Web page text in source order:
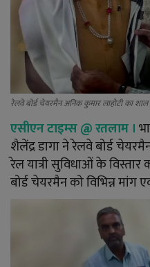
कला-साहित्य
निर्वाचन
धर्म-संस्कृति
करियर
वीडियो
YouTube
रेलवे बोर्ड चेयरमैन अनिक कुमार लाहोटी का
एसीएन टाइम्स @ रतलाम ।
शैलेंद्र डागा ने रेलवे बोर्ड
रेल यात्री सुविधाओं के
बोर्ड चेयरमैन को विभिन्न मांग